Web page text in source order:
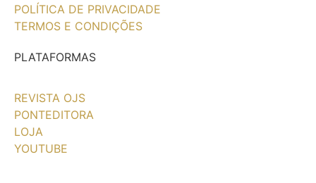
POLÍTICA DE PRIVACIDADE
TERMOS E CONDIÇÕES
PLATAFORMAS
REVISTA OJS
PONTEDITORA
LOJA
YOUTUBE